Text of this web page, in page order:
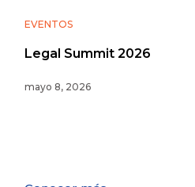
EVENTOS
Legal Summit 2026
mayo 8, 2026